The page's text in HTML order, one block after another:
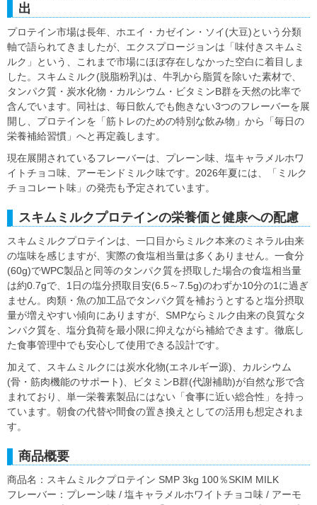
出
プロテイン市場は長年、ホエイ・カゼイン・ソイ(大豆)という分類
軸で語られてきましたが、エクスプロージョンは「味付きスキムミ
ルク」という、これまで市場にほぼ存在しなかった空白に着目しま
した。スキムミルク(脱脂粉乳)は、牛乳から脂質を除いた素材で、
タンパク質・炭水化物・カルシウム・ビタミンB群を天然の比率で
含んでいます。同社は、毎日飲んでも飽きない3つのフレーバーを展
開し、プロテインを「筋トレのための特別な飲み物」から「毎日の
栄養補給習慣」へと再定義します。
現在展開されているフレーバーは、プレーン味、塩キャラメルホワ
イトチョコ味、アーモンドミルク味です。2026年夏には、「ミルク
チョコレート味」の発売も予定されています。
スキムミルクプロテインの栄養価と健康への配慮
スキムミルクプロテインは、一口目からミルク本来のミネラル由来
の塩味を感じますが、実際の食塩相当量は多くありません。一食分
(60g)でWPC製品と同等のタンパク質を摂取した場合の食塩相当量
は約0.7gで、1日の塩分摂取目安(6.5～7.5g)のわずか10分の1に過ぎ
ません。肉類・魚の加工品でタンパク質を補おうとすると塩分摂取
量が増えやすい傾向にありますが、SMPならミルク由来の良質なタ
ンパク質を、塩分負荷を最小限に抑えながら補給できます。徹底し
た食事管理中でも安心して使用できる設計です。
加えて、スキムミルクには炭水化物(エネルギー源)、カルシウム
(骨・筋肉機能のサポート)、ビタミンB群(代謝補助)が自然な形で含
まれており、単一栄養素製品にはない「食事に近い総合性」を持っ
ています。朝食の代替や間食の置き換えとしての活用も想定されま
す。
商品概要
商品名：スキムミルクプロテイン SMP 3kg 100％SKIM MILK
フレーバー：プレーン味 / 塩キャラメルホワイトチョコ味 / アーモ